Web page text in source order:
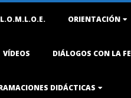
L.O.M.L.O.E. ORIENTACIÓN
VÍDEOS DIÁLOGOS CON LA FE
DIDÁCTICAS